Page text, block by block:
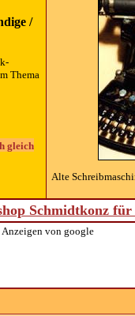
/
Thema
gleich
Alte
Schmidtkonz
Anzeigen von google